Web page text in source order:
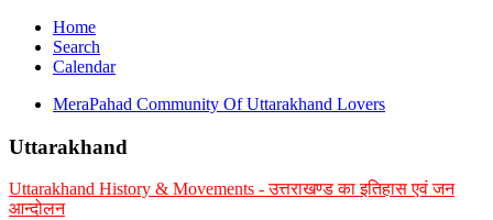
Home
Search
Calendar
MeraPahad Community Of Uttarakhand Lovers
Uttarakhand
Uttarakhand History & Movements - उत्तराखण्ड का इतिहास एवं जन
आन्दोलन